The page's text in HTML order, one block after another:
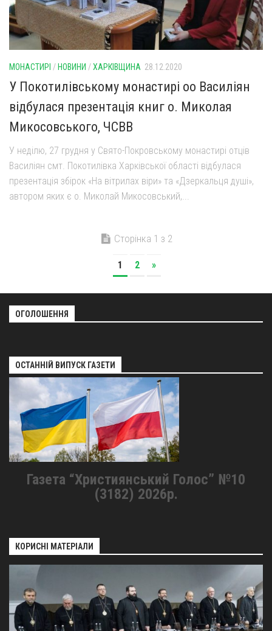
МОНАСТИРІ / НОВИНИ /ХАРКІВЩИНА 28.12.2020
У Покотилівському монастирі оо Василіян
відбулася презентація книг о. Миколая
Микосовського, ЧСВВ
У неділю, 27 грудня у Свято-Покровському монастирі отців
Василіян смт. Покотилівка Харківської області відбулася
презентація збірок «На вітрилах віри» та «Дзеркальця душі»,
автором яких є о. Миколай Микосовський,...
Сторінка 1 з 2
1 2 »
ОГОЛОШЕННЯ
ОСТАННІЙ ВИПУСК ГАЗЕТИ
Газета “Християнський Голос” №10
(3182) 2026р.
КОРИСНІ МАТЕРІАЛИ